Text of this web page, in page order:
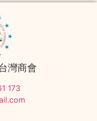
灣商會
173